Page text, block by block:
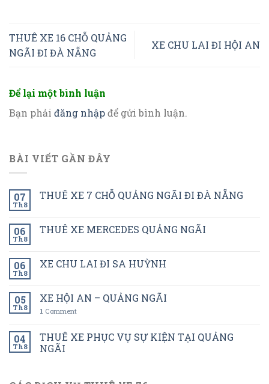
THUÊ XE 16 CHỖ QUẢNG
NGÃI ĐI ĐÀ NẴNG
XE CHU LAI ĐI HỘI AN
Để lại một bình luận
Bạn phải đăng nhậpđể gửi bình luận.
BÀI VIẾT GẦN ĐÂY
07
Th8
THUÊ XE 7 CHỖ QUẢNG NGÃI ĐI ĐÀ NẴNG
06
Th8
THUÊ XE MERCEDES QUẢNG NGÃI
06
Th8
XE CHU LAI ĐI SA HUỲNH
05
Th8
XE HỘI AN – QUẢNG NGÃI
1 Comment
04
Th8
THUÊ XE PHỤC VỤ SỰ KIỆN TẠI QUẢNG
NGÃI